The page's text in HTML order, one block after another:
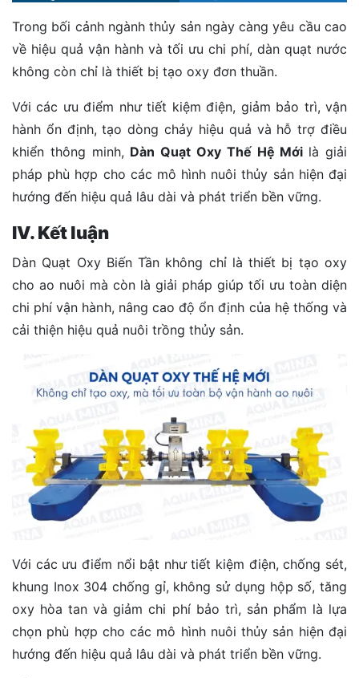
Trong bối cảnh ngành thủy sản ngày càng yêu cầu cao
về hiệu quả vận hành và tối ưu chi phí, dàn quạt nước
không còn chỉ là thiết bị tạo oxy đơn thuần.
Với các ưu điểm như tiết kiệm điện, giảm bảo trì, vận
hành ổn định, tạo dòng chảy hiệu quả và hỗ trợ điều
khiển thông minh, Dàn Quạt Oxy Thế Hệ Mới là giải
pháp phù hợp cho các mô hình nuôi thủy sản hiện đại
hướng đến hiệu quả lâu dài và phát triển bền vững.
IV. Kết luận
Dàn Quạt Oxy Biến Tần không chỉ là thiết bị tạo oxy
cho ao nuôi mà còn là giải pháp giúp tối ưu toàn diện
chi phí vận hành, nâng cao độ ổn định của hệ thống và
cải thiện hiệu quả nuôi trồng thủy sản.
Với các ưu điểm nổi bật như tiết kiệm điện, chống sét,
khung Inox 304 chống gỉ, không sử dụng hộp số, tăng
oxy hòa tan và giảm chi phí bảo trì, sản phẩm là lựa
chọn phù hợp cho các mô hình nuôi thủy sản hiện đại
hướng đến hiệu quả lâu dài và phát triển bền vững.